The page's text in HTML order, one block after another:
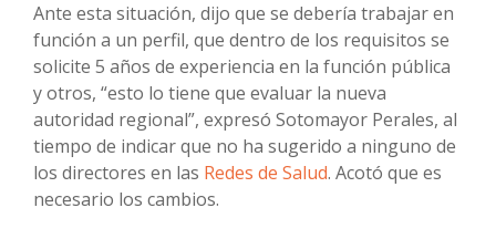
Ante esta situación, dijo que se debería trabajar en
función a un perfil, que dentro de los requisitos se
solicite 5 años de experiencia en la función pública
y otros, “esto lo tiene que evaluar la nueva
autoridad regional”, expresó Sotomayor Perales, al
tiempo de indicar que no ha sugerido a ninguno de
los directores en las Redes de Salud. Acotó que es
necesario los cambios.